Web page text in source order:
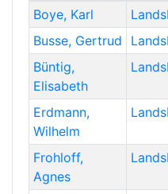
Boye, Karl
Busse, Gertrud
Büntig,
Elisabeth
Erdmann,
Wilhelm
Frohloff,
Agnes